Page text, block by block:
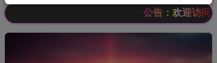
公告：欢迎访问辰光